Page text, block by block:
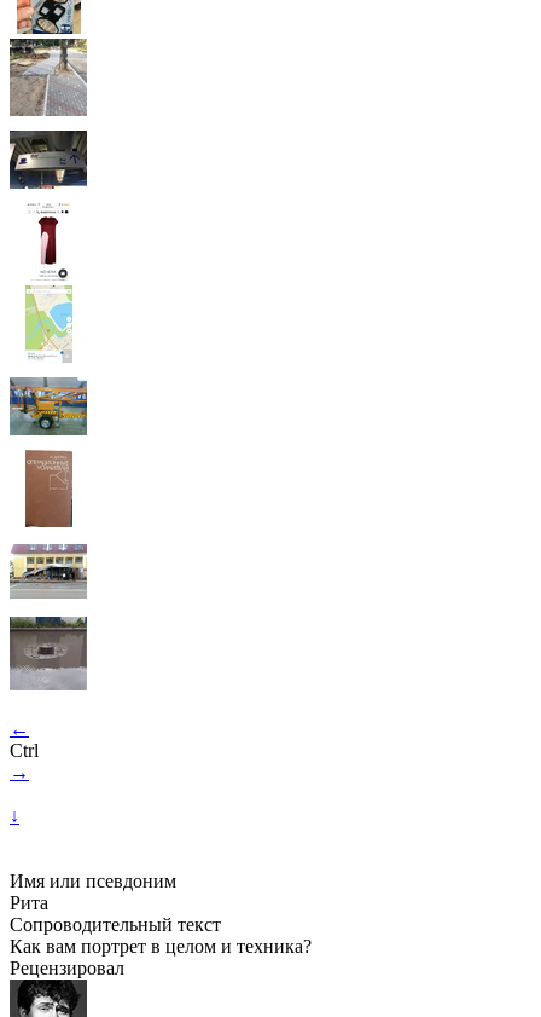
←
Ctrl
→
↓
Имя или псевдоним
Рита
Сопроводительный текст
Как вам портрет в целом и техника?
Рецензировал